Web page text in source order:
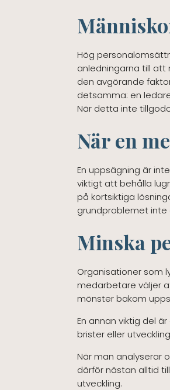
Hög
anledningarna till att
den avgörande
detsamma: en
När detta inte
När en
En uppsägning är
viktigt att behålla
på kortsiktiga
grundproblemet inte
Minska
Organisationer som
medarbetare väljer
mönster bakom
En annan viktig del
brister eller
När man analyserar
därför nästan alltid
utveckling.